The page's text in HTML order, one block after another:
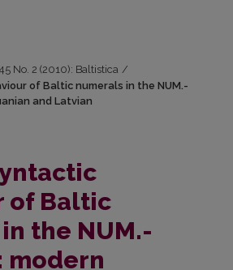
No. 2 (2010): Baltistica /
of Baltic numerals in the NUM.-
and Latvian
of Baltic
the NUM.-
modern